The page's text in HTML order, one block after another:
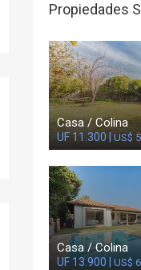
Propiedades
Casa / Colina
UF 11.300 | US$
Casa / Colina
UF 13.900 | US$